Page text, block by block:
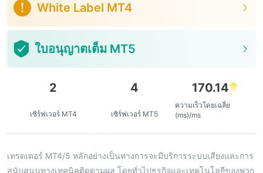
White Label MT4
ใบอนุญาตเต็ม MT5
2
เซิร์ฟเวอร์ MT4
4
เซิร์ฟเวอร์ MT5
170.14
ความเร็วโดยเฉลี่ย
(ms)/ms
เทรดเดอร์ MT4/5 หลักอย่างเป็นทางการจะมีบริการระบบเสียงและการ
สนับสนุนทางเทคนิคติดตามผล โดยทั่วไปธุรกิจและเทคโนโลยีของพวก